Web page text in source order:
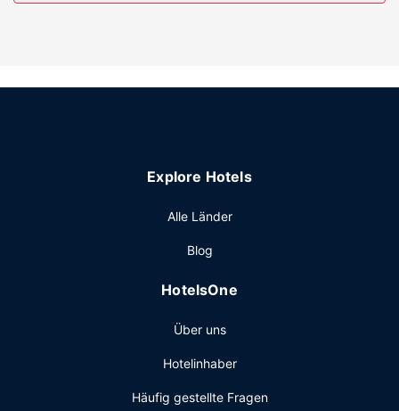
aufkommen. Zu den Highlights, die dieses Hotel bietet,
Ein nach Wunsch zubereitetes Frühstück wird unter der
von 06:00 Uhr bis 11:00 Uhr gegen Gebühr angeboten.
Check-out und ein Textilreinigungsservice. Wenn du eine
gute Wahl, denn zu den 4200 Quadratfuß (390
zählen Konferenzfläche und Tagungsräume. Vor Ort gibt
es Folgendes: Parken ohne Service (kostenlos).
Explore Hotels
Alle Länder
Blog
HotelsOne
Über uns
Hotelinhaber
Häufig gestellte Fragen